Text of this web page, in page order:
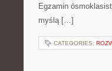
Egzamin
myślą […]
CATEGORIES: